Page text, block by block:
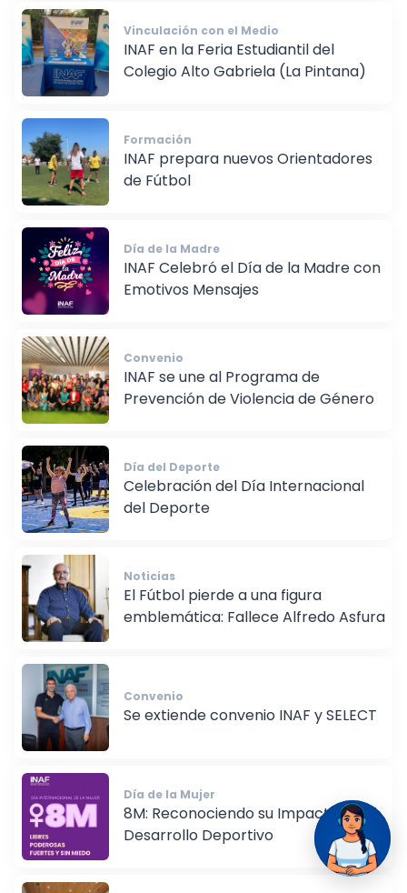
Vinculación con el Medio
INAF en la Feria Estudiantil del
Colegio Alto Gabriela (La Pintana)
Formación
INAF prepara nuevos Orientadores
Día de la Madre
INAF Celebró el Día de la Madre con
Emotivos Mensajes
Convenio
INAF se une al Programa de
Día del Deporte
Celebración del Día Internacional
del Deporte
Noticias
El Fútbol pierde a una figura
Convenio
Se extiende convenio INAF y SELECT
Día de la Mujer
8M: Reconociendo su Impacto en el
Desarrollo Deportivo